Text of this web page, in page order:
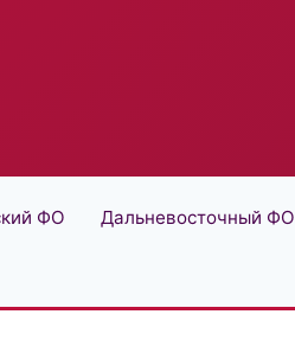
ФО Дальневосточный ФО